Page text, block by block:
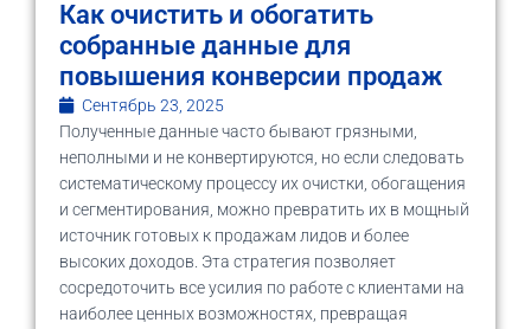
Как очистить и обогатить
собранные данные для
повышения конверсии продаж
Сентябрь 23, 2025
Полученные данные часто бывают грязными,
неполными и не конвертируются, но если следовать
систематическому процессу их очистки, обогащения
и сегментирования, можно превратить их в мощный
источник готовых к продажам лидов и более
высоких доходов. Эта стратегия позволяет
сосредоточить все усилия по работе с клиентами на
наиболее ценных возможностях, превращая